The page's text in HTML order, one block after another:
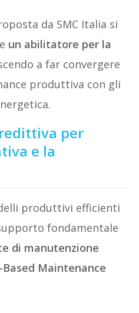
da SMC Italia si
un abilitatore per la
a far convergere
produttiva con gli
per
e la
produttivi efficienti
fondamentale
di manutenzione
Maintenance